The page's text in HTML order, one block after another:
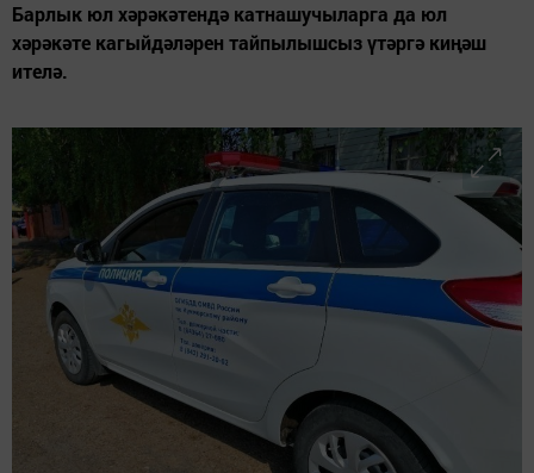
Барлык юл хәрәкәтендә катнашучыларга да юл
хәрәкәте кагыйдәләрен тайпылышсыз үтәргә киңәш
ителә.